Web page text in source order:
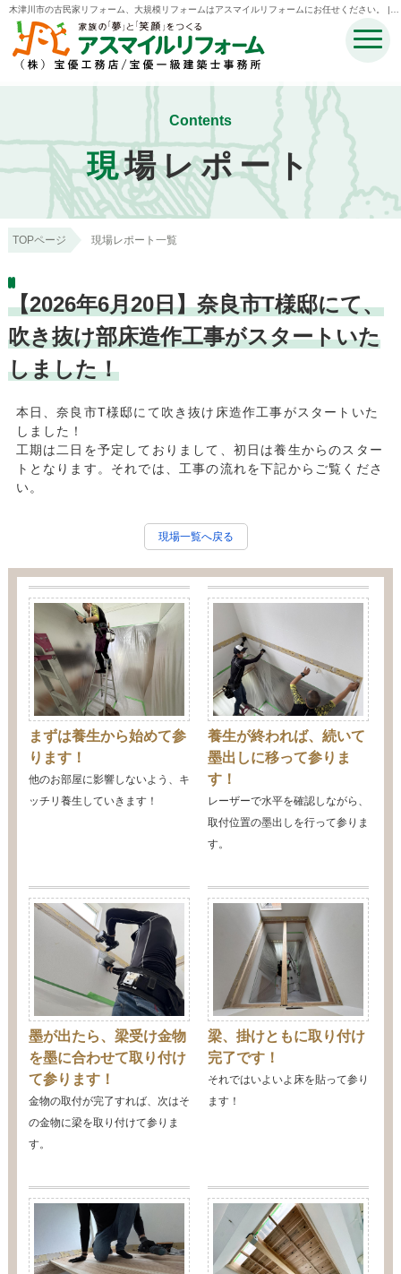
木津川市の古民家リフォーム、大規模リフォームはアスマイルリフォームにお任せください。 |木
津川市・奈良市・生駒市・精華町・井手町のリフォームのことなら宝優工務店アスマイルリフォ
ーム
Contents
現場レポート
TOPページ 現場レポート一覧
【2026年6月20日】奈良市T様邸にて、
吹き抜け部床造作工事がスタートいた
しました！
本日、奈良市T様邸にて吹き抜け床造作工事がスタートいた
しました！
工期は二日を予定しておりまして、初日は養生からのスター
トとなります。それでは、工事の流れを下記からご覧くださ
い。
現場一覧へ戻る
まずは養生から始めて参
ります！
他のお部屋に影響しないよう、キ
ッチリ養生していきます！
養生が終われば、続いて
墨出しに移って参りま
す！
レーザーで水平を確認しながら、
取付位置の墨出しを行って参りま
す。
墨が出たら、梁受け金物
を墨に合わせて取り付け
て参ります！
金物の取付が完了すれば、次はそ
の金物に梁を取り付けて参りま
す。
梁、掛けともに取り付け
完了です！
それではいよいよ床を貼って参り
ます！